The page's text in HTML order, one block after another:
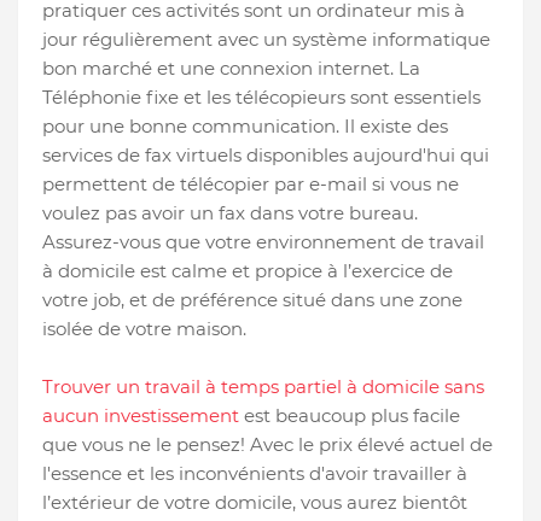
pratiquer ces activités sont un ordinateur mis à
jour régulièrement avec un système informatique
bon marché et une connexion internet. La
Téléphonie fixe et les télécopieurs sont essentiels
pour une bonne communication. Il existe des
services de fax virtuels disponibles aujourd'hui qui
permettent de télécopier par e-mail si vous ne
voulez pas avoir un fax dans votre bureau.
Assurez-vous que votre environnement de travail
à domicile est calme et propice à l’exercice de
votre job, et de préférence situé dans une zone
isolée de votre maison.
Trouver un travail à temps partiel à domicile sans
aucun investissement est beaucoup plus facile
que vous ne le pensez! Avec le prix élevé actuel de
l'essence et les inconvénients d'avoir travailler à
l’extérieur de votre domicile, vous aurez bientôt